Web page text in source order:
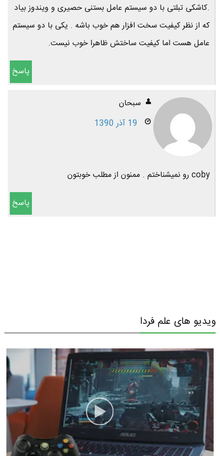
.کاشکی تبلتی با دو سيستم عامل بستنی حصيری و ويندوز بياد
كه از نظر كيفيت سخت افزار هم خوب باشه . يکی با دو سيستم
عامل هست اما كيفيت ساختش ظاهرا خوب نيست.
پاسخ
سبحان
19 آذر 1390
coby رو نمیشناختم . ممنون از مطلب خوبتون
پاسخ
ویدیو های علم فردا